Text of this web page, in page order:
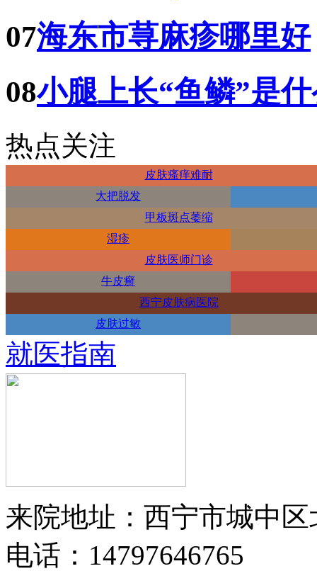
07海东市荨麻疹哪里好
08小腿上长“鱼鳞”是
热点关注
皮肤瘙痒难耐
大把脱发
甲板斑点萎缩
湿疹
皮肤医师门诊
牛皮癣
西宁皮肤病医院
皮肤过敏
就医指南
来院地址：西宁市城中区
电话：14797646765